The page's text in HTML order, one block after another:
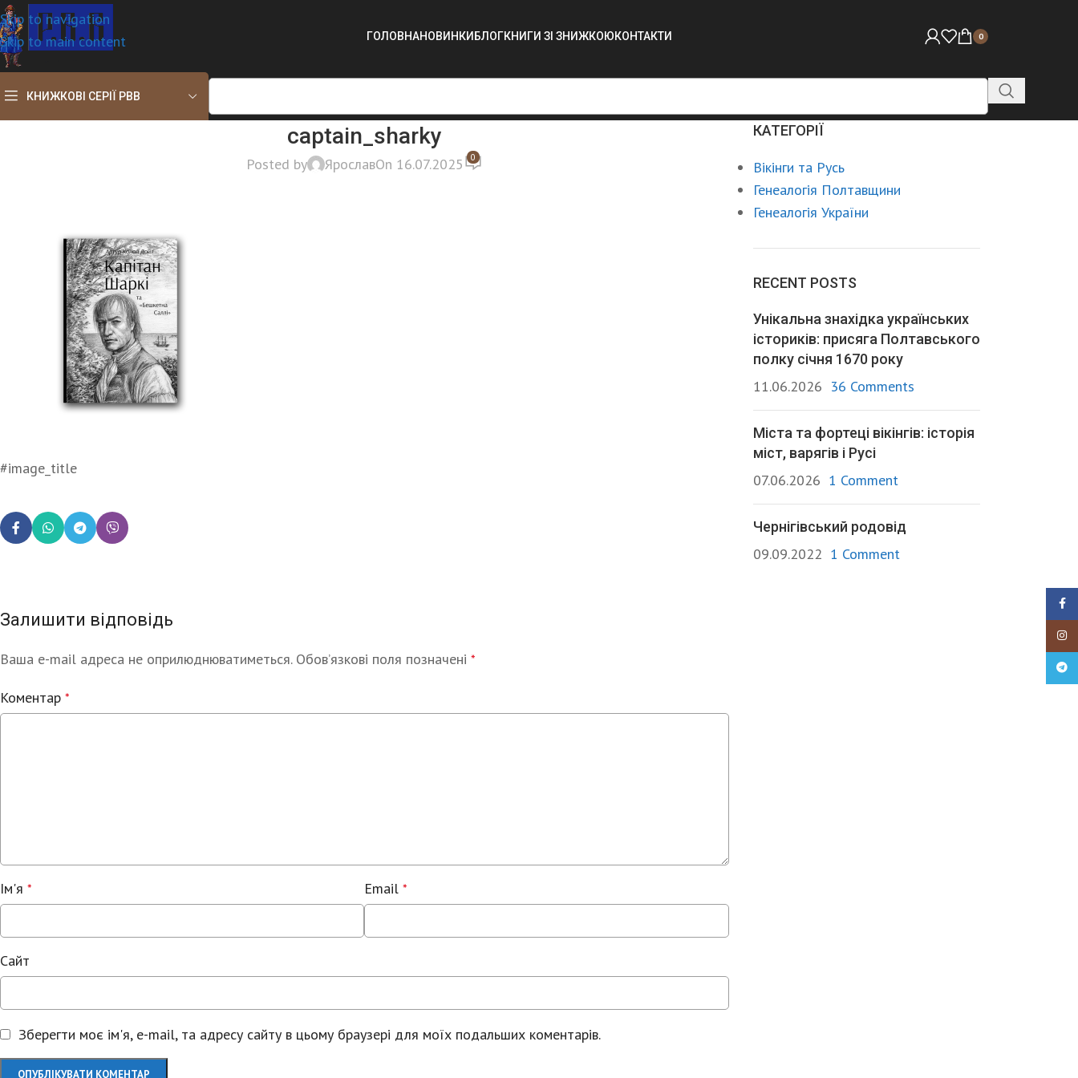
Skip to navigation
Skip to main content
ГОЛОВНАНОВИНКИ БЛОГКНИГИ ЗІ ЗНИЖКОЮКОНТАКТИ 0
КНИЖКОВІ СЕРІЇ РВВ
captain_sharky
Posted by ЯрославOn 16.07.2025 0
#image_title
Залишити відповідь
Ваша e-mail адреса не оприлюднюватиметься. Обов’язкові поля позначені *
Коментар *
Ім'я * Email*
Сайт
Зберегти моє ім'я, e-mail, та адресу сайту в цьому браузері для моїх подальших коментарів.
Alternative:
КАТЕГОРІЇ
Вікінги та Русь
Генеалогія Полтавщини
Генеалогія України
RECENT POSTS
Унікальна знахідка українських
істориків: присяга Полтавського
полку січня 1670 року
11.06.2026 36 Comments
Міста та фортеці вікінгів: історія
міст, варягів і Русі
07.06.2026 1 Comment
Чернігівський родовід
09.09.2022 1 Comment